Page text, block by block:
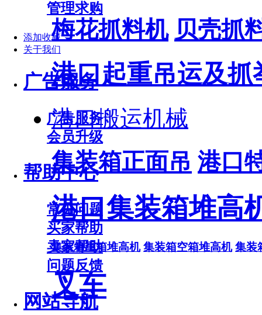
管理求购
添加收藏
关于我们
广告服务
广告服务
会员升级
帮助中心
常见问题
买家帮助
卖家帮助
问题反馈
网站导航
梅花抓料机 贝壳抓
港口起重吊运及抓
港口搬运机械
集装箱正面吊 港口
港口集装箱堆高
集装箱重箱堆高机 集装箱空箱堆高机 集装
叉车